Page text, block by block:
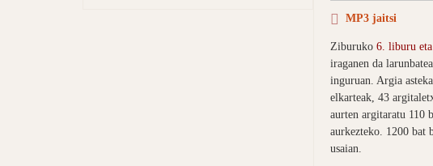
MP3 jaitsi
Ziburuko 6. liburu
iraganen da
inguruan. Argia
elkarteak, 43
aurten argitaratu 110
aurkezteko. 1200 bat
usaian.